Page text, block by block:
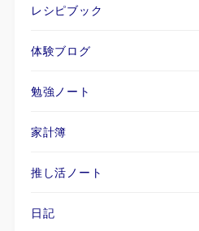
レシピブック
体験ブログ
勉強ノート
家計簿
推し活ノート
日記